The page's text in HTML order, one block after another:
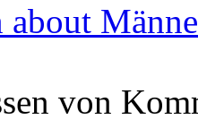
about
von